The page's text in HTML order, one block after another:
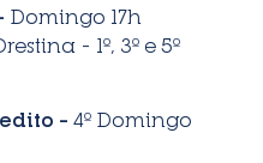
Domingo 17h
– 1º, 3º e 5º
– 4º Domingo